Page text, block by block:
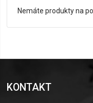
Nemáte produkty na
KONTAKT